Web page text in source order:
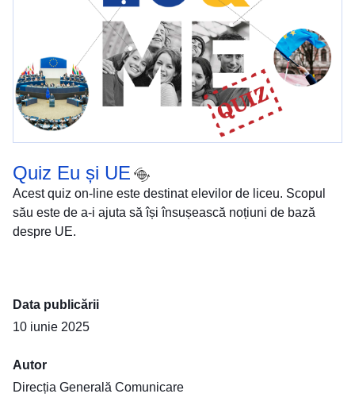
Quiz Eu și UE
Acest quiz on-line este destinat elevilor de liceu. Scopul
său este de a-i ajuta să își însușească noțiuni de bază
despre UE.
Data publicării
10 iunie 2025
Autor
Direcția Generală Comunicare